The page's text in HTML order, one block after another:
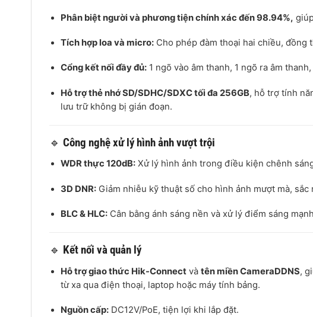
Phân biệt người và phương tiện chính xác đến 98.94%,
Tích hợp loa và micro: Cho phép đàm thoại hai chiều, đồng
Cổng kết nối đầy đủ: 1 ngõ vào âm thanh, 1 ngõ ra âm
Hỗ trợ thẻ nhớ SD/SDHC/SDXC tối đa 256GB, hỗ trợ tính
lưu trữ không bị gián đoạn.
🔹 Công nghệ xử lý hình ảnh vượt trội
WDR thực 120dB: Xử lý hình ảnh trong điều kiện chênh
3D DNR: Giảm nhiễu kỹ thuật số cho hình ảnh mượt mà, sắc
BLC & HLC: Cân bằng ánh sáng nền và xử lý điểm sáng
🔹 Kết nối và quản lý
Hỗ trợ giao thức Hik-Connect vàtên miền CameraDDNS,
từ xa qua điện thoại, laptop hoặc máy tính bảng.
Nguồn cấp: DC12V/PoE, tiện lợi khi lắp đặt.